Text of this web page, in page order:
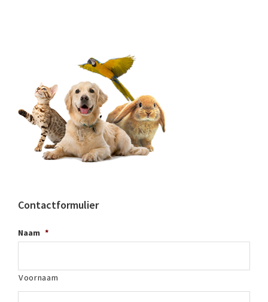
Contactformulier
Naam *
Voornaam